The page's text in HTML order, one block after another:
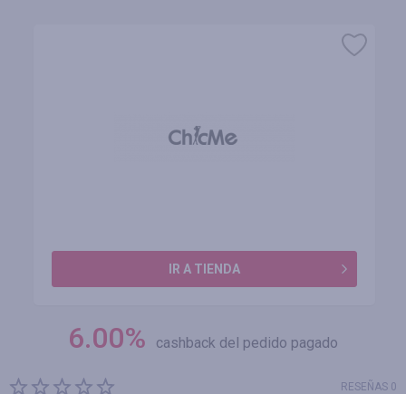
IR A TIENDA
6.00% cashback del pedido pagado
RESEÑAS 0